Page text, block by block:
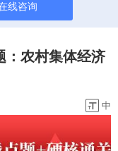
线咨询
：农村集体经济
中